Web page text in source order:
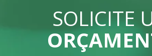
SOLICITE